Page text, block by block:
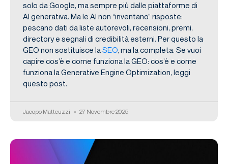
solo da Google, ma sempre più dalle piattaforme di
AI generativa. Ma le AI non “inventano” risposte:
pescano dati da liste autorevoli, recensioni, premi,
directory e segnali di credibilità esterni. Per questo la
GEO non sostituisce laSEO, ma la completa. Se vuoi
capire cos’è e come funziona la GEO: cos’è e come
funziona la Generative Engine Optimization, leggi
questo post.
Jacopo Matteuzzi 27 Novembre 2025